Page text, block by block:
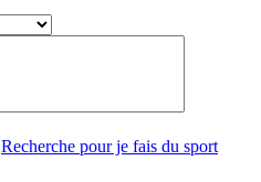
Recherche pour je fais du sport